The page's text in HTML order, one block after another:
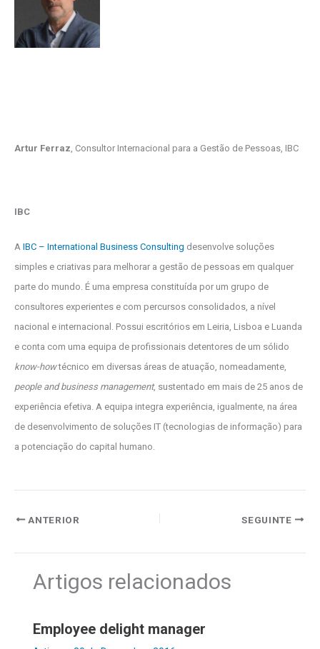
Artur Ferraz, Consultor Internacional para a Gestão de Pessoas, IBC
IBC
A IBC – International Business Consulting desenvolve soluções
simples e criativas para melhorar a gestão de pessoas em qualquer
parte do mundo. É uma empresa constituída por um grupo de
consultores experientes e com percursos consolidados, a nível
nacional e internacional. Possui escritórios em Leiria, Lisboa e Luanda
e conta com uma equipa de profissionais detentores de um sólido
know-howtécnico em diversas áreas de atuação, nomeadamente,
people and business management, sustentado em mais de 25 anos de
experiência efetiva. A equipa integra experiência, igualmente, na área
de desenvolvimento de soluções IT (tecnologias de informação) para
a potenciação do capital humano.
ANTERIOR SEGUINTE
Artigos relacionados
Employee delight manager